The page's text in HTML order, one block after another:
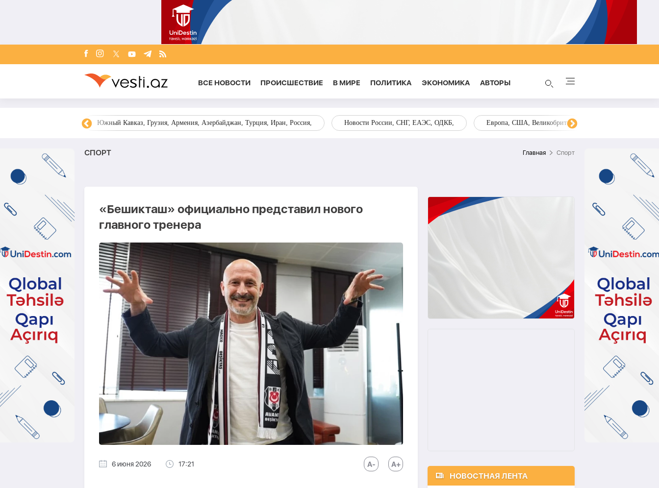
ВСЕ НОВОСТИ ПРОИСШЕСТВИЕ В МИРЕ ПОЛИТИКА ЭКОНОМИКА AВТОРЫ
Южный Кавказ, Грузия, Армения, Азербайджан, Турция, Иран, Россия, Новости России, СНГ, ЕАЭС, ОДКБ, Европа, США, Великобритания, Украина, Запад,
СПОРТ Главная Спорт
«Бешикташ» официально представил нового
главного тренера
6 июня 2026 17:21
НОВОСТНАЯ ЛЕНТА